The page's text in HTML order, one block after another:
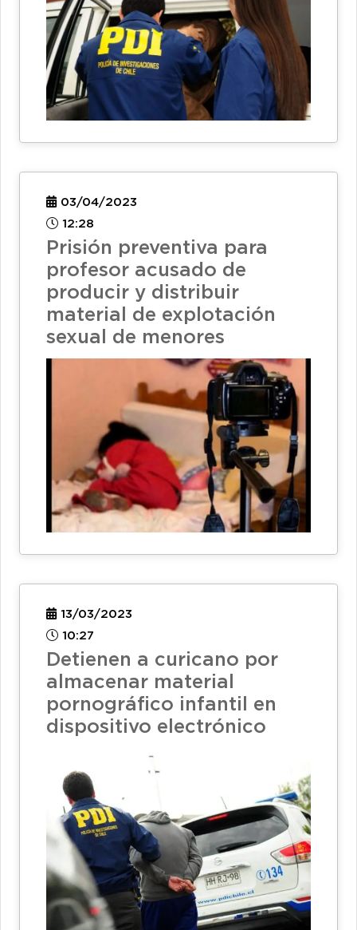
03/04/2023
12:28
Prisión preventiva para
profesor acusado de
producir y distribuir
material de explotación
sexual de menores
13/03/2023
10:27
Detienen a curicano por
almacenar material
pornográfico infantil en
dispositivo electrónico